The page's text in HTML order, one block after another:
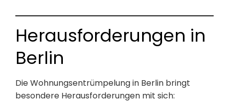
Herausforderungen in
Berlin
Die Wohnungsentrümpelung in Berlin bringt
besondere Herausforderungen mit sich: